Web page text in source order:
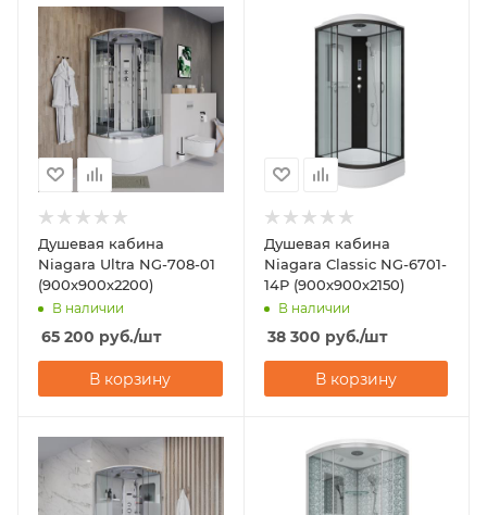
Душевая кабина
Niagara Ultra NG-708-01
(900х900х2200)
В наличии
65 200 руб./шт
В корзину
Душевая кабина
Niagara Classic NG-6701-
14P (900х900х2150)
В наличии
38 300 руб./шт
В корзину